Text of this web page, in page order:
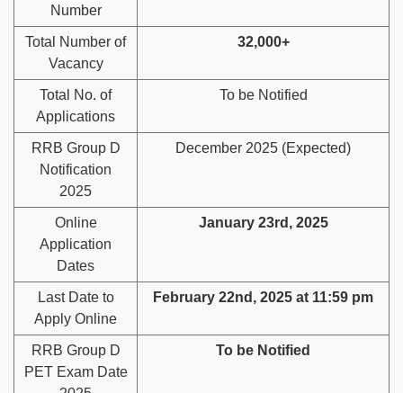
Number
Total Number of
Vacancy
32,000+
Total No. of
Applications
To be Notified
RRB Group D
Notification
2025
December 2025 (Expected)
Online
Application
Dates
January 23rd, 2025
Last Date to
Apply Online
February 22nd, 2025 at 11:59 pm
RRB Group D
PET Exam Date
To be Notified